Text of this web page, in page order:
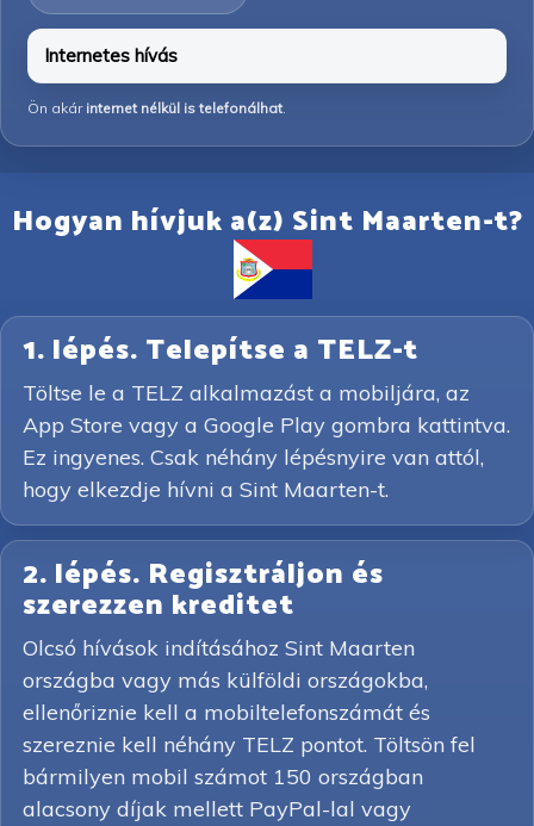
Internetes hívás
Ön akár internet nélkül is telefonálhat.
Hogyan hívjuk a(z) Sint Maarten-t?
1. lépés. Telepítse a TELZ-t
Töltse le a TELZ alkalmazást a mobiljára, az
App Store vagy a Google Play gombra kattintva.
Ez ingyenes. Csak néhány lépésnyire van attól,
hogy elkezdje hívni a Sint Maarten-t.
2. lépés. Regisztráljon és
szerezzen kreditet
Olcsó hívások indításához Sint Maarten
országba vagy más külföldi országokba,
ellenőriznie kell a mobiltelefonszámát és
szereznie kell néhány TELZ pontot. Töltsön fel
bármilyen mobil számot 150 országban
alacsony díjak mellett PayPal-lal vagy